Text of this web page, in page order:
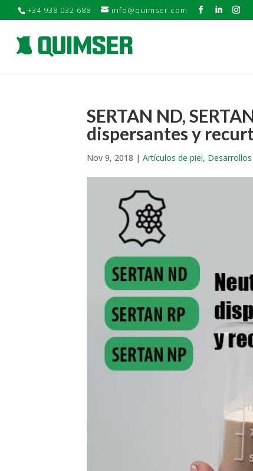
+34 938 032 688 info@quimser.com
SERTAN ND,
dispersantes y
Nov 9, 2018 | Artículos de piel, Desarrollos